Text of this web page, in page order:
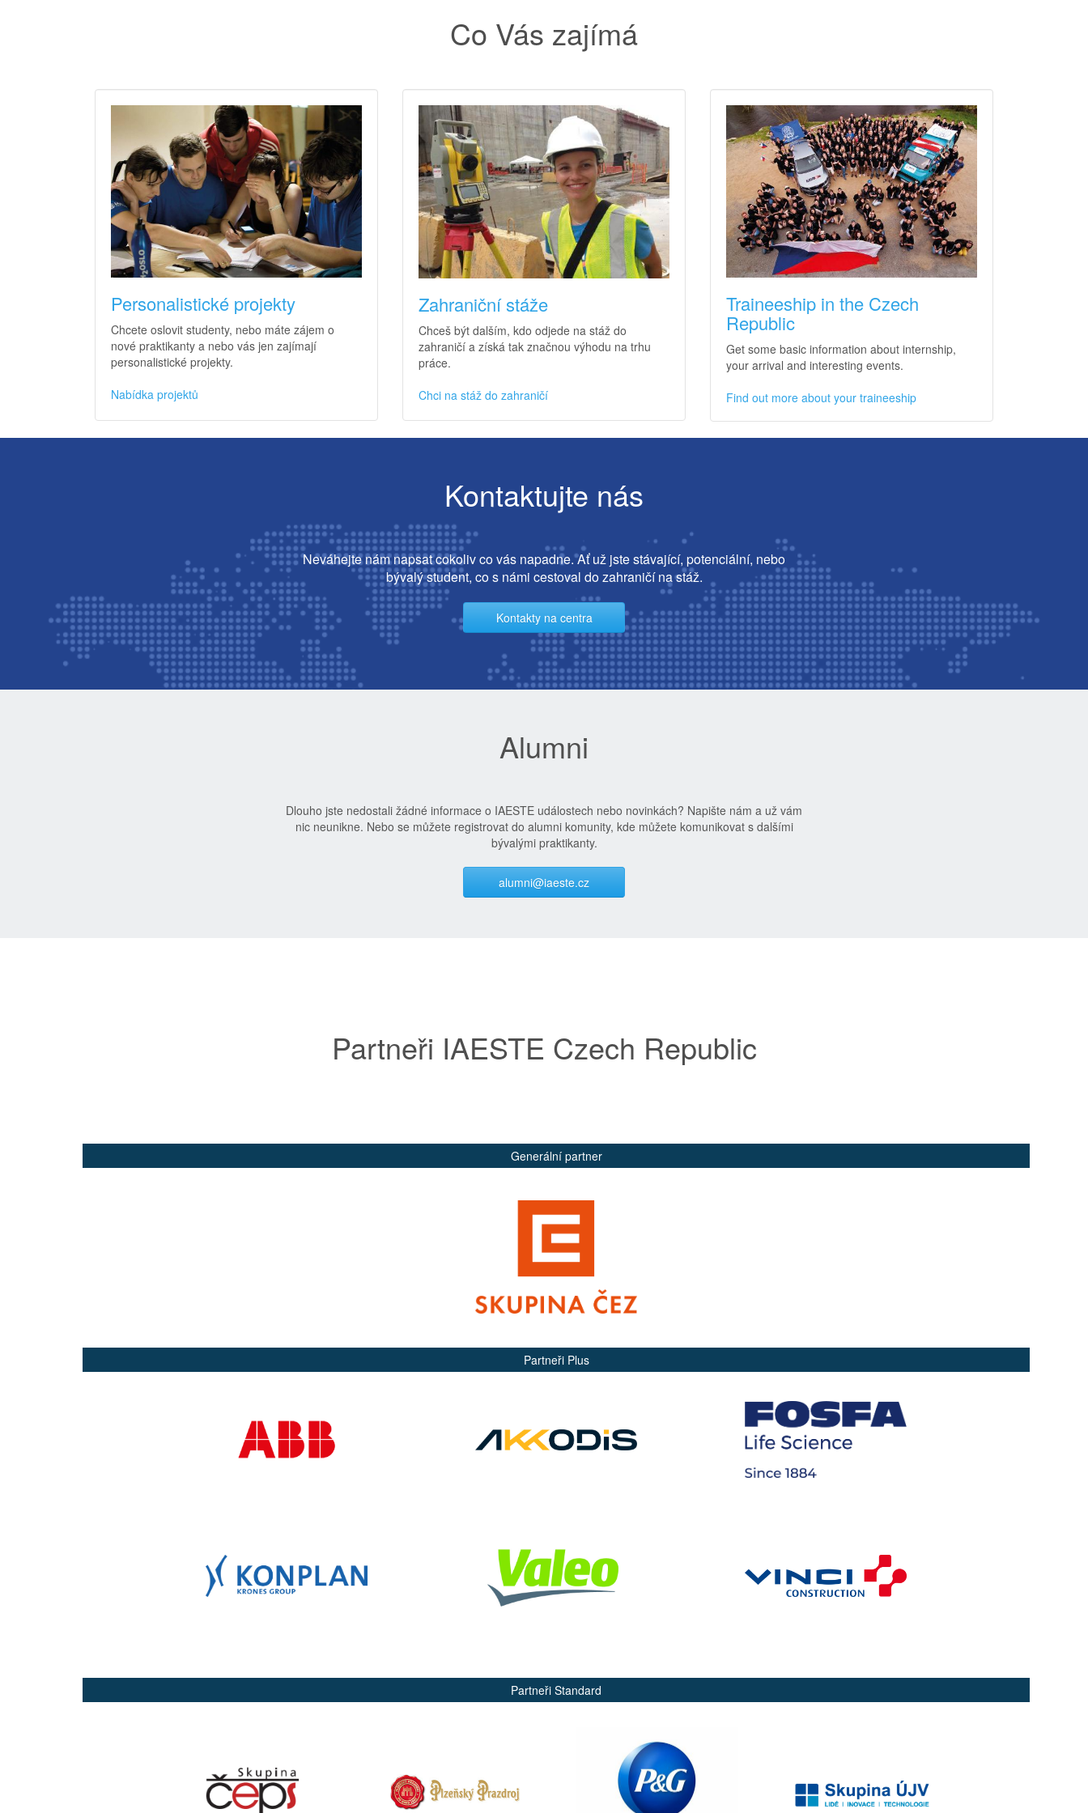
Co Vás zajímá
Personalistické projekty
Chcete oslovit studenty, nebo máte zájem o
nové praktikanty a nebo vás jen zajímají
personalistické projekty.
Nabídka projektů
Zahraniční stáže
Chceš být dalším, kdo odjede na stáž do
zahraničí a získá tak značnou výhodu na trhu
práce.
Chci na stáž do zahraničí
Traineeship in the Czech
Republic
Get some basic information about internship,
your arrival and interesting events.
Find out more about your traineeship
Kontaktujte nás
Neváhejte nám napsat cokoliv co vás napadne. Ať už jste stávající, potenciální, nebo
bývalý student, co s námi cestoval do zahraničí na stáž.
Kontakty na centra
Alumni
Dlouho jste nedostali žádné informace o IAESTE událostech nebo novinkách? Napište nám a už vám
nic neunikne. Nebo se můžete registrovat do alumni komunity, kde můžete komunikovat s dalšími
bývalými praktikanty.
alumni@iaeste.cz
Partneři IAESTE Czech Republic
Generální partner
Partneři Plus
Partneři Standard